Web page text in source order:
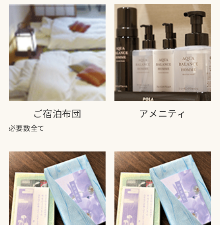
ご宿泊布団
必要数全て
アメニティ